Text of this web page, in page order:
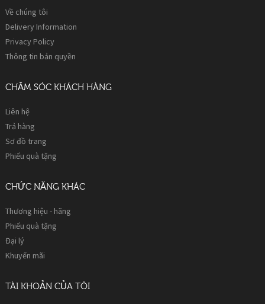
Về chúng tôi
Delivery Information
Privacy Policy
Thông tin bản quyền
CHĂM SÓC KHÁCH HÀNG
Liên hệ
Trả hàng
Sơ đồ trang
Phiếu quà tặng
CHỨC NĂNG KHÁC
Thương hiệu - hãng
Phiếu quà tặng
Đại lý
Khuyến mãi
TÀI KHOẢN CỦA TÔI